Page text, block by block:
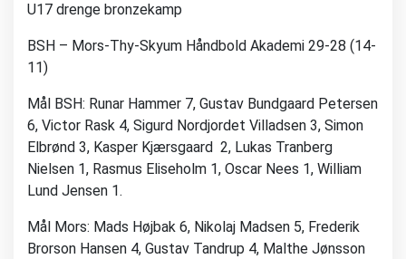
U17 drenge bronzekamp
BSH – Mors-Thy-Skyum Håndbold Akademi 29-28 (14-
11)
Mål BSH: Runar Hammer 7, Gustav Bundgaard Petersen
6, Victor Rask 4, Sigurd Nordjordet Villadsen 3, Simon
Elbrønd 3, Kasper Kjærsgaard 2, Lukas Tranberg
Nielsen 1, Rasmus Eliseholm 1, Oscar Nees 1, William
Lund Jensen 1.
Mål Mors: Mads Højbak 6, Nikolaj Madsen 5, Frederik
Brorson Hansen 4, Gustav Tandrup 4, Malthe Jønsson